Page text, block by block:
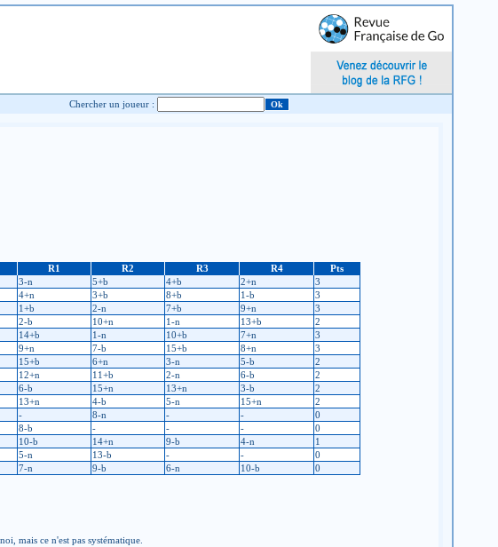
Chercher un joueur :
R1 R2 R3 R4
Pts
3-n 5+b 4+b 2+n
3
4+n 3+b 8+b 1-b
3
1+b 2-n 7+b 9+n
3
2-b 10+n 1-n 13+b
2
14+b 1-n 10+b 7+n
3
9+n 7-b 15+b 8+n
3
15+b 6+n 3-n 5-b
2
12+n 11+b 2-n 6-b
2
6-b 15+n 13+n 3-b
2
13+n 4-b 5-n 15+n
2
- 8-n - -
0
8-b - - -
0
10-b 14+n 9-b 4-n
1
5-n 13-b - -
0
7-n 9-b 6-n 10-b
0
mais ce n'est pas systématique.